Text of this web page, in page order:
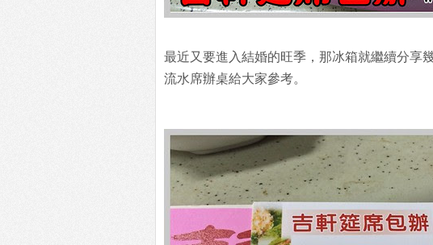
最近又要進入結婚的旺季，那冰箱就繼續分享
流水席辦桌給大家參考。